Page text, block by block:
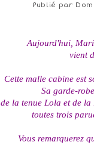
Publié par
Aujourd'hui,
vient
Cette malle cabine est
Sa garde-
de la tenue Lola et de
toutes trois
Vous remarquerez